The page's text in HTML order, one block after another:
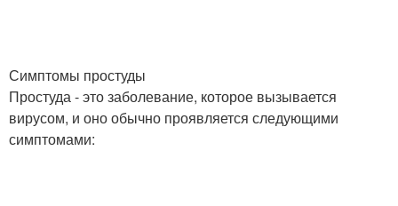
Симптомы простуды
Простуда - это заболевание, которое вызывается
вирусом, и оно обычно проявляется следующими
симптомами: